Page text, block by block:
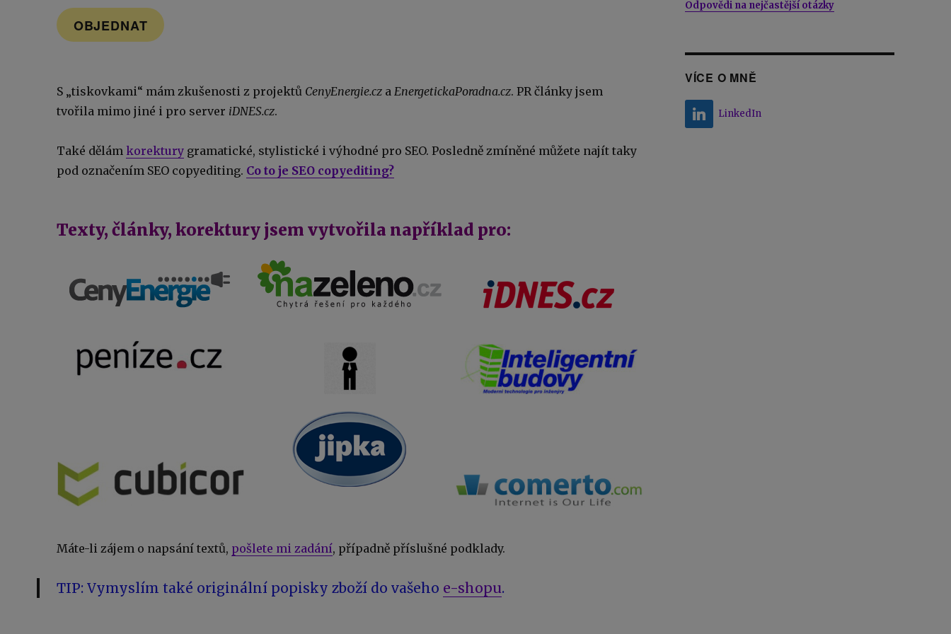
OBJEDNAT
S „tiskovkami“ mám zkušenosti z projektů CenyEnergie.cz a EnergetickaPoradna.cz. PR články jsem
tvořila mimo jiné i pro server iDNES.cz.
Také dělám korektury gramatické, stylistické i výhodné pro SEO. Posledně zmíněné můžete najít taky
pod označením SEO copyediting. Co to je SEO copyediting?
Texty, články, korektury jsem vytvořila například pro:
Máte-li zájem o napsání textů, pošlete mi zadání, případně příslušné podklady.
TIP: Vymyslím také originální popisky zboží do vašeho e-shopu.
Odpovědi na nejčastější otázky
VÍCE O MNĚ
LinkedIn